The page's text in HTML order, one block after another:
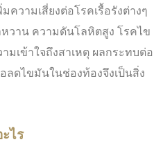
ความเสี่ยงต่อโรคเรื้อรังต่างๆ
หวาน ความดันโลหิตสูง โรคไข
มเข้าใจถึงสาเหตุ ผลกระทบต่อ
ดไขมันในช่องท้องจึงเป็นสิ่ง
ไร